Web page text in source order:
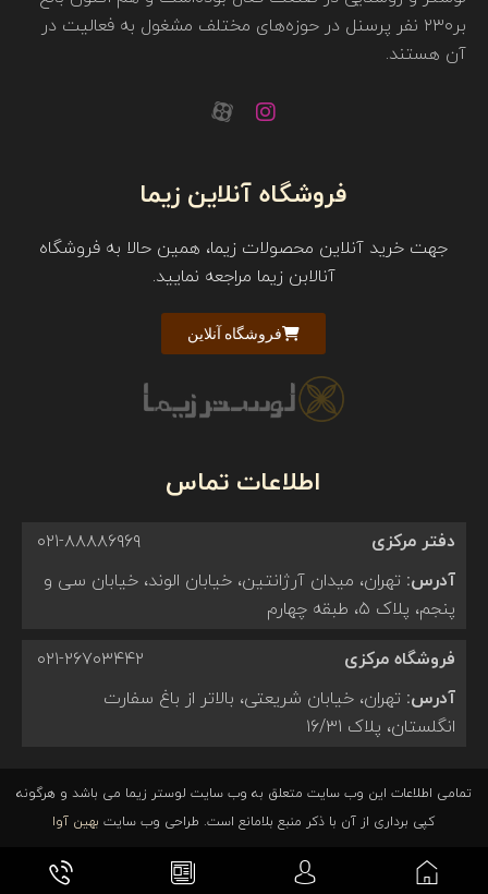
بر۲۳۰ نفر پرسنل در حوزه‌های مختلف مشغول به فعالیت در
آن هستند.
فروشگاه آنلاین زیما
جهت خرید آنلاین محصولات زیما، همین حالا به فروشگاه
آنالابن زیما مراجعه نمایید.
فروشگاه آنلاین
اطلاعات تماس
دفتر مرکزی
۰۲۱-۸۸۸۸۶۹۶۹
آدرس: تهران، میدان آرژانتین، خیابان الوند، خیابان سی و
پنجم، پلاک ۵، طبقه چهارم
فروشگاه مرکزی
۰۲۱-۲۶۷۰۳۴۴۲
آدرس: تهران، خیابان شریعتی، بالاتر از باغ سفارت
انگلستان، پلاک ۱۶/۳۱
تمامی اطلاعات این وب سایت متعلق به وب سایت لوستر زیما می باشد و هرگونه
کپی برداری از آن با ذکر منبع بلامانع است. طراحی وب سایت بهین آوا